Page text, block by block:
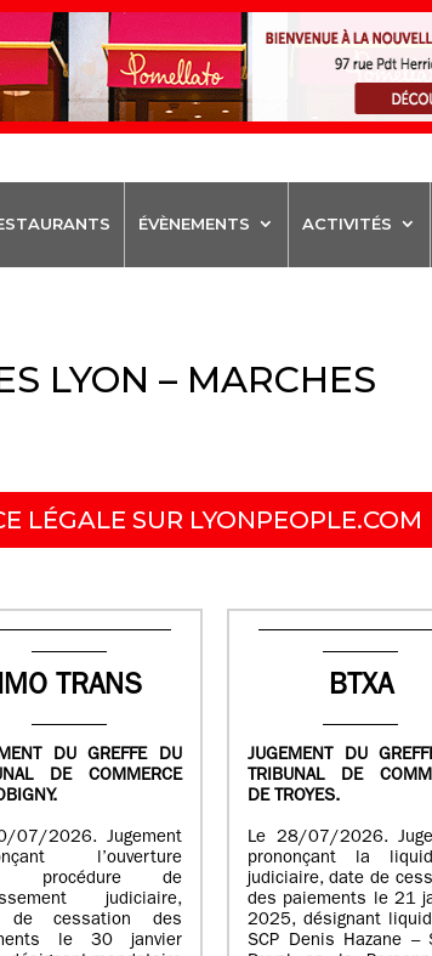
ÉVÈNEMENTS ACTIVITÉS
LYON – MARCHES
LÉGALE SUR LYONPEOPLE.COM
IMO TRANS
DU GREFFE DU
DE COMMERCE
07/2026. Jugement
l’ouverture
procédure de
judiciaire,
de cessation des
le 30 janvier
BTXA
JUGEMENT DU
TRIBUNAL DE
DE TROYES.
Le 28/07/2026.
prononçant la
judiciaire, date de
des paiements le 21
2025, désignant
SCP Denis Hazane –